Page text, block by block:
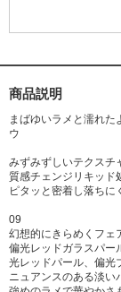
ヒドロ酢酸Na,ヒア
ロール,ジパルミチ
商品説明
まばゆいラメと濡れた
ウ
みずみずしいテクスチ
質感チェンジリキッド
ピタッと密着し落ちに
09
幻想的にきらめくフェ
偏光レッドガラスパー
光レッドパール、偏光
ニュアンスのある淡い